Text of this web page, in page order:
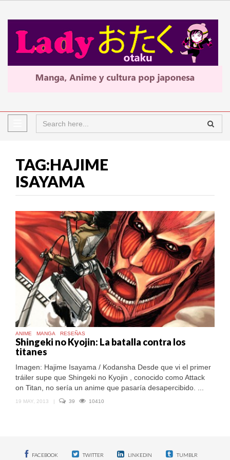
TAG:HAJIME
ISAYAMA
ANIME MANGA RESEÑAS
Shingeki no Kyojin: La batalla contra los
titanes
Imagen: Hajime Isayama / Kodansha Desde que vi el primer
tráiler supe que Shingeki no Kyojin , conocido como Attack
on Titan, no sería un anime que pasaría desapercibido. ...
19 MAY, 2013 | 39 10410
FACEBOOK TWITTER LINKEDIN TUMBLR